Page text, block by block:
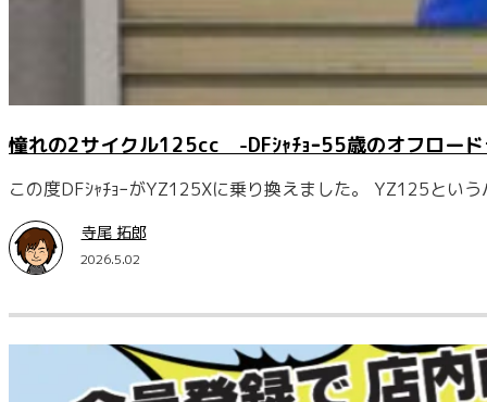
憧れの2サイクル125cc -DFｼｬﾁｮｰ55歳のオフロー
この度DFｼｬﾁｮｰがYZ125Xに乗り換えました。 YZ125とい
寺尾 拓郎
2026.5.02